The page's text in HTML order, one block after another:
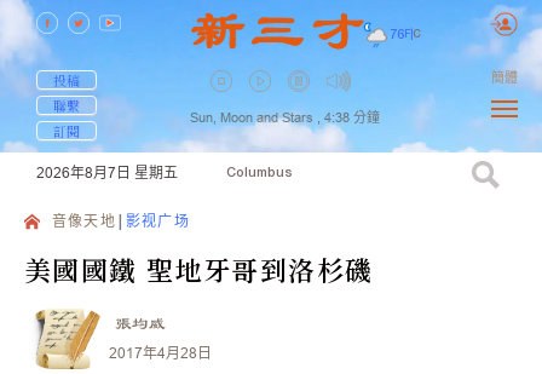
76F| C
投稿
聯繫
訂閱
Sun, Moon and Stars , 4:38 分鐘
簡體
2026年8月7日 星期五 Columbus
音像天地 影视广场
美國國鐵 聖地牙哥到洛杉磯
張均威
2017年4月28日